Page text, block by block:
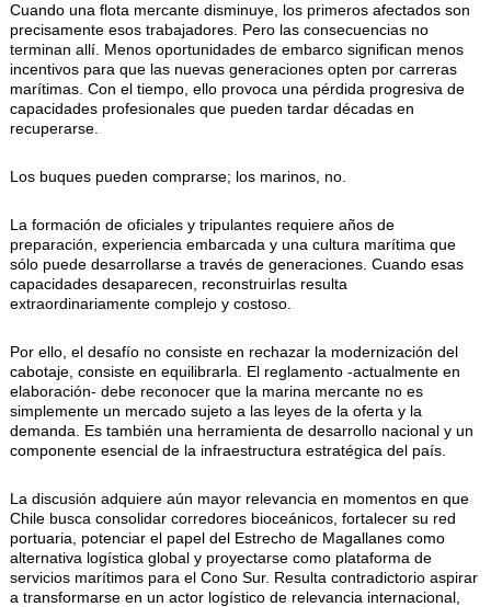
Cuando una flota mercante disminuye, los primeros afectados son
precisamente esos trabajadores. Pero las consecuencias no
terminan allí. Menos oportunidades de embarco significan menos
incentivos para que las nuevas generaciones opten por carreras
marítimas. Con el tiempo, ello provoca una pérdida progresiva de
capacidades profesionales que pueden tardar décadas en
recuperarse.
Los buques pueden comprarse; los marinos, no.
La formación de oficiales y tripulantes requiere años de
preparación, experiencia embarcada y una cultura marítima que
sólo puede desarrollarse a través de generaciones. Cuando esas
capacidades desaparecen, reconstruirlas resulta
extraordinariamente complejo y costoso.
Por ello, el desafío no consiste en rechazar la modernización del
cabotaje, consiste en equilibrarla. El reglamento -actualmente en
elaboración- debe reconocer que la marina mercante no es
simplemente un mercado sujeto a las leyes de la oferta y la
demanda. Es también una herramienta de desarrollo nacional y un
componente esencial de la infraestructura estratégica del país.
La discusión adquiere aún mayor relevancia en momentos en que
Chile busca consolidar corredores bioceánicos, fortalecer su red
portuaria, potenciar el papel del Estrecho de Magallanes como
alternativa logística global y proyectarse como plataforma de
servicios marítimos para el Cono Sur. Resulta contradictorio aspirar
a transformarse en un actor logístico de relevancia internacional,